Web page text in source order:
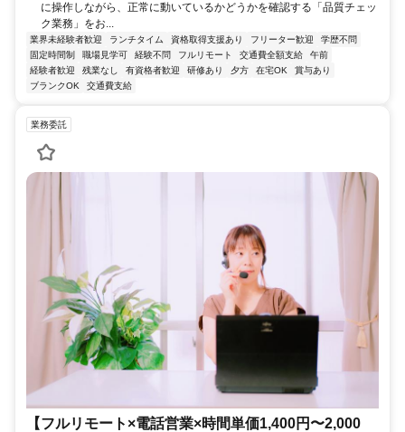
に操作しながら、正常に動いているかどうかを確認する「品質チェッ
ク業務」をお...
業界未経験者歓迎 ランチタイム 資格取得支援あり フリーター歓迎
学歴不問
固定時間制
職場見学可 経験不問 フルリモート 交通費全額支給
午前
経験者歓迎
残業なし 有資格者歓迎 研修あり 夕方 在宅OK
賞与あり
ブランクOK
交通費支給
業務委託
【フルリモート×電話営業×時間単価1,400円〜2,000